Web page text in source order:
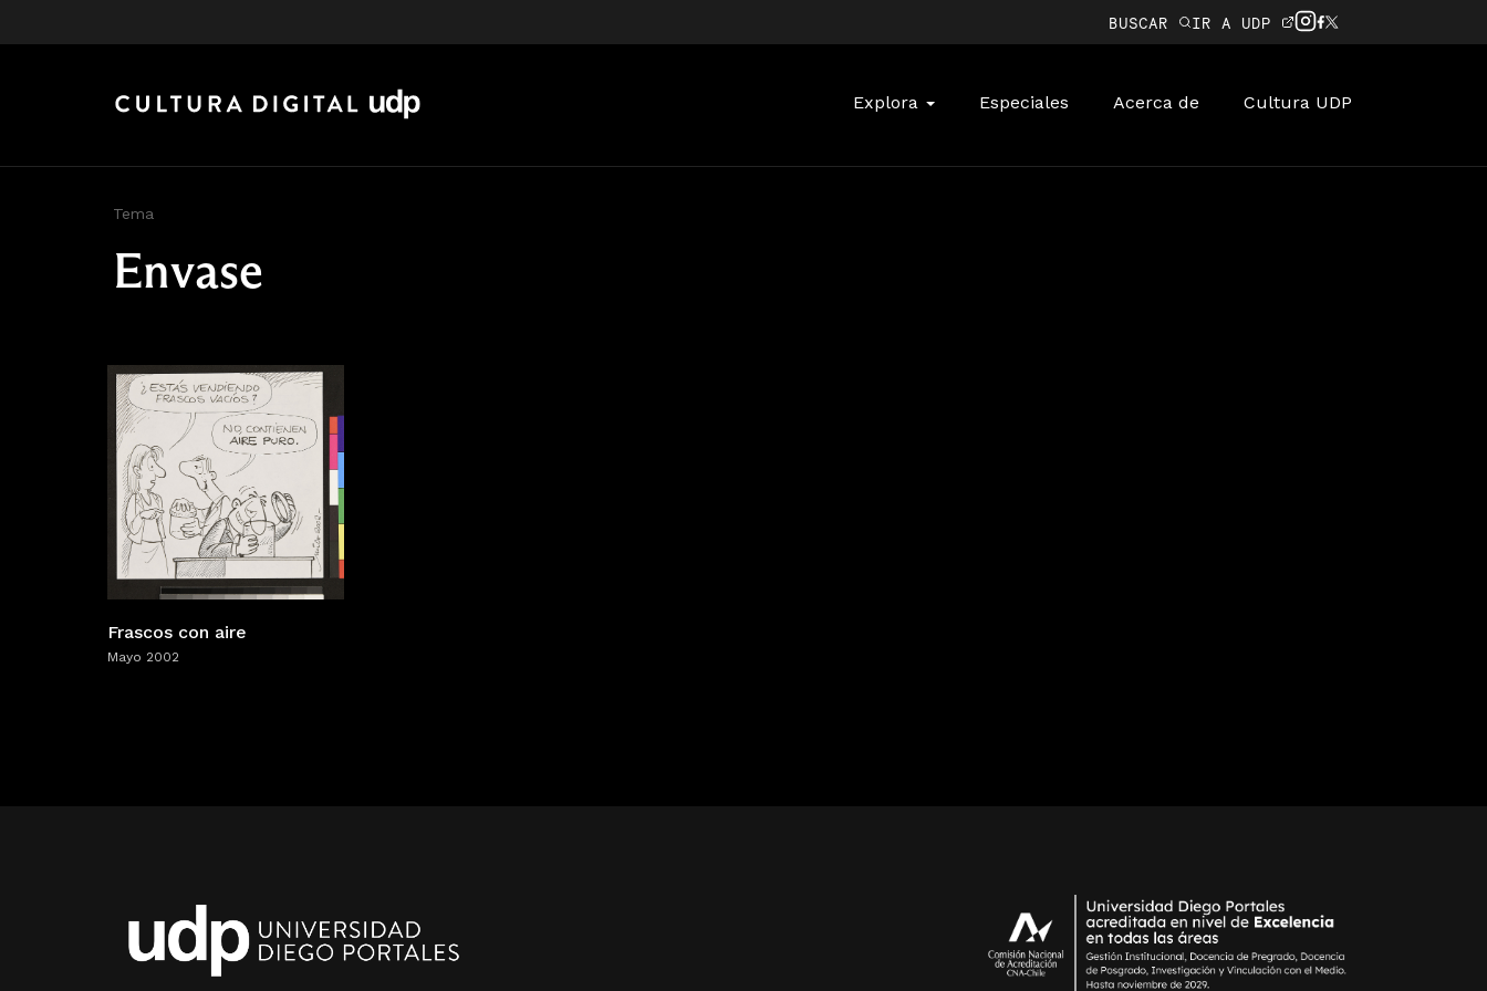
BUSCAR IR A UDP
Explora Especiales Acerca de Cultura UDP
Tema
Envase
Frascos con aire
Mayo 2002